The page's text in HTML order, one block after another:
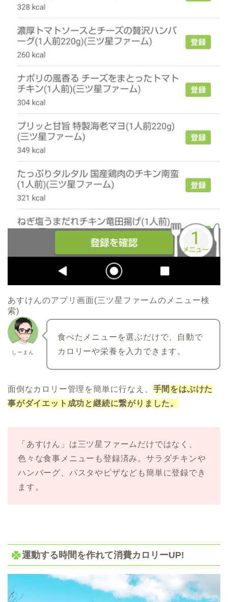
あすけんのアプリ画面(三ツ星ファームのメニュー検
索)
しーまん
食べたメニューを選ぶだけで、自動で
カロリーや栄養を入力できます。
面倒なカロリー管理を簡単に行なえ、 手間をはぶけた
事がダイエット成功と継続に繋がりました。
「あすけん」は三ツ星ファームだけではなく、
色々な食事メニューも登録済み。サラダチキンや
ハンバーグ、パスタやピザなども簡単に登録でき
ます。
運動する時間を作れて消費カロリーUP!